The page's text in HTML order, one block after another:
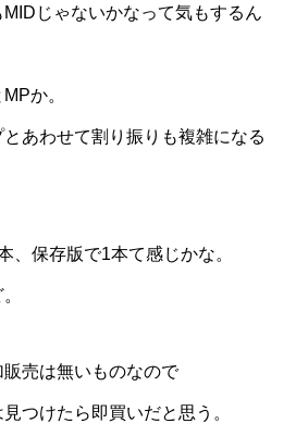
じゃないかなって気もするん
か。
あわせて割り振りも複雑になる
、保存版で1本て感じかな。
売は無いものなので
つけたら即買いだと思う。